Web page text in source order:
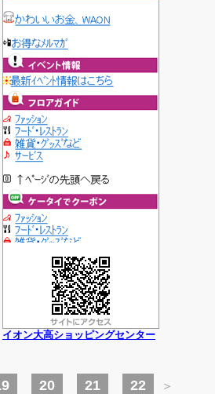
イオン大高ショッピングセンター
20 21 22 ＞